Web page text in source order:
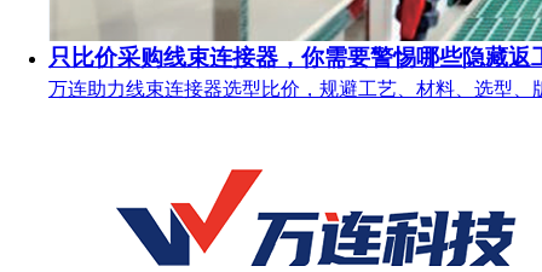
只比价采购线束连接器，你需要警惕哪些隐藏返
万连助力线束连接器选型比价，规避工艺、材料、选型、